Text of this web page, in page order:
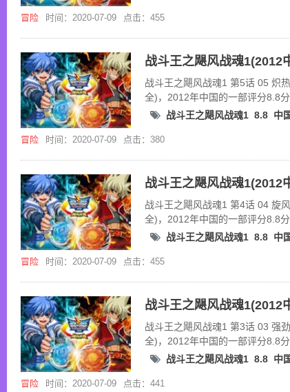
冒险 时间：2020-07-09 点击：455
战斗王之飓风战魂1 第5话 05 炽
全)，2012年中国的一部评分8.8
战斗王之飓风战魂1 8.8 中
冒险 时间：2020-07-09 点击：380
战斗王之飓风战魂1 第4话 04 旋
全)，2012年中国的一部评分8.8
战斗王之飓风战魂1 8.8 中
冒险 时间：2020-07-09 点击：455
战斗王之飓风战魂1 第3话 03 强
全)，2012年中国的一部评分8.8
战斗王之飓风战魂1 8.8 中
冒险 时间：2020-07-09 点击：441